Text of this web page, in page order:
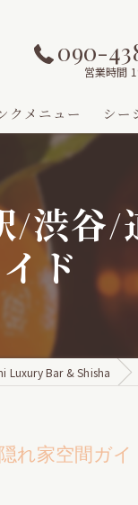
090-
営業時間
クメニュー シー
/渋谷
イド
Luxury Bar & Shisha
れ家空間ガイ